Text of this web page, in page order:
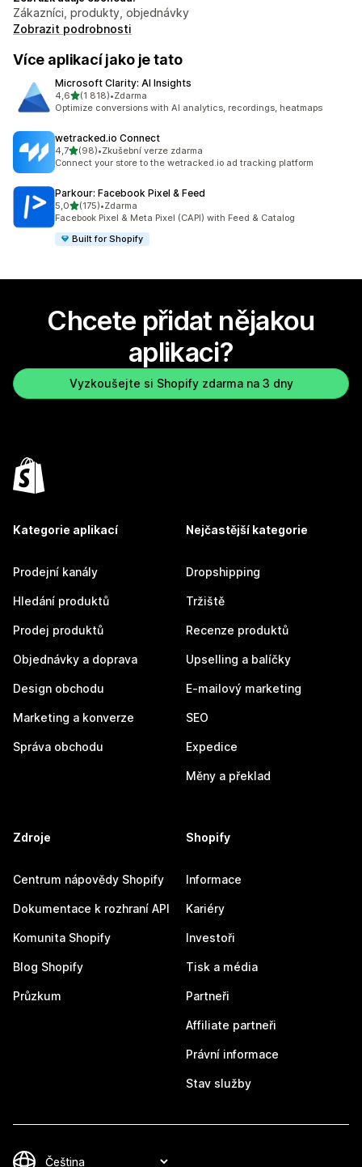
Zákazníci, produkty, objednávky
Zobrazit podrobnosti
Více aplikací jako je tato
Microsoft Clarity: AI Insights
4,6z 5 hvězd
(1 818)
Celkový počet recenzí: 1818
•Zdarma
Optimize conversions with AI analytics, recordings, heatmaps
wetracked.io Connect
4,7z 5 hvězd
(98)
Celkový počet recenzí: 98
•Zkušební verze zdarma
Connect your store to the wetracked.io ad tracking platform
Parkour: Facebook Pixel & Feed
5,0z 5 hvězd
(175)
Celkový počet recenzí: 175
•Zdarma
Facebook Pixel & Meta Pixel (CAPI) with Feed & Catalog
Built for Shopify
Chcete přidat nějakou
aplikaci?
Vyzkoušejte si Shopify zdarma na 3 dny
Kategorie aplikací
Prodejní kanály
Hledání produktů
Prodej produktů
Objednávky a doprava
Design obchodu
Marketing a konverze
Správa obchodu
Nejčastější kategorie
Dropshipping
Tržiště
Recenze produktů
Upselling a balíčky
E-mailový marketing
SEO
Expedice
Měny a překlad
Zdroje
Centrum nápovědy Shopify
Dokumentace k rozhraní API
Komunita Shopify
Blog Shopify
Průzkum
Shopify
Informace
Kariéry
Investoři
Tisk a média
Partneři
Affiliate partneři
Právní informace
Stav služby